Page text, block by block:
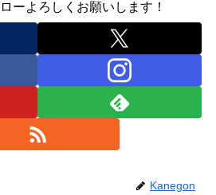
ーよろしくお願いします！
Kanegon